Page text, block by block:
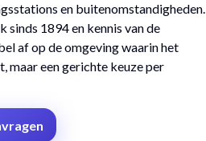
en buitenomstandigheden.
1894 en kennis van de
af op de omgeving waarin het
maar een gerichte keuze per